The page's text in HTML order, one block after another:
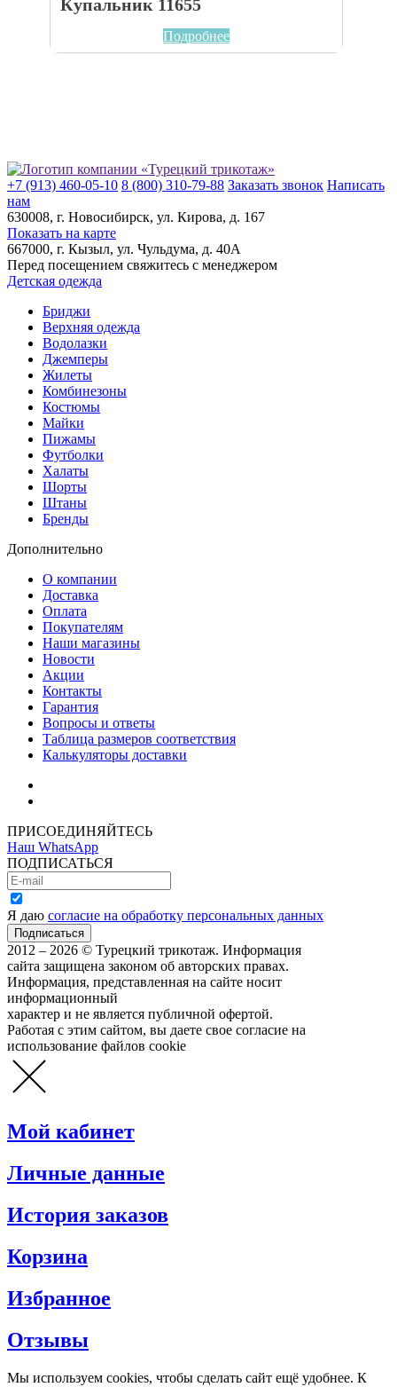
Купальник 11655
Подробнее
+7 (913) 460-05-10 8 (800) 310-79-88 Заказать звонок Написать
нам
630008, г. Новосибирск, ул. Кирова, д. 167
Показать на карте
667000, г. Кызыл, ул. Чульдума, д. 40А
Перед посещением свяжитесь с менеджером
Детская одежда
Бриджи
Верхняя одежда
Водолазки
Джемперы
Жилеты
Комбинезоны
Костюмы
Майки
Пижамы
Футболки
Халаты
Шорты
Штаны
Бренды
Дополнительно
О компании
Доставка
Оплата
Покупателям
Наши магазины
Новости
Акции
Контакты
Гарантия
Вопросы и ответы
Таблица размеров соответствия
Калькуляторы доставки
ПРИСОЕДИНЯЙТЕСЬ
Наш WhatsApp
ПОДПИСАТЬСЯ
Я даю согласие на обработку персональных данных
2012 – 2026 © Турецкий трикотаж. Информация
сайта защищена законом об авторских правах.
Информация, представленная на сайте носит
информационный
характер и не является публичной офертой.
Работая с этим сайтом, вы даете свое согласие на
использование файлов cookie
Мой кабинет
Личные данные
История заказов
Корзина
Избранное
Отзывы
Мы используем cookies, чтобы сделать сайт ещё удобнее. К